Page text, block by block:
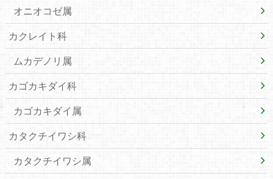
オニオコゼ属
カクレイト科
ムカデノリ属
カゴカキダイ科
カゴカキダイ属
カタクチイワシ科
カタクチイワシ属